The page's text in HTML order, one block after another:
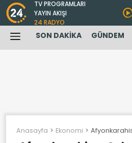
TV PROGRAMLARI
YAYIN AKIŞI
24 RADYO
SON DAKİKA GÜNDEM
Anasayfa Ekonomi